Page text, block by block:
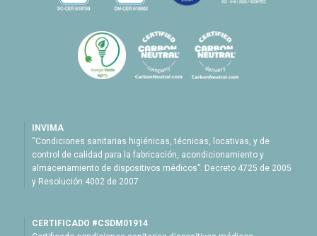
INVIMA
“Condiciones sanitarias higiénicas, técnicas, locativas, y de
control de calidad para la fabricación, acondicionamiento y
almacenamiento de dispositivos médicos”. Decreto 4725 de 2005
y Resolución 4002 de 2007
CERTIFICADO #CSDM01914